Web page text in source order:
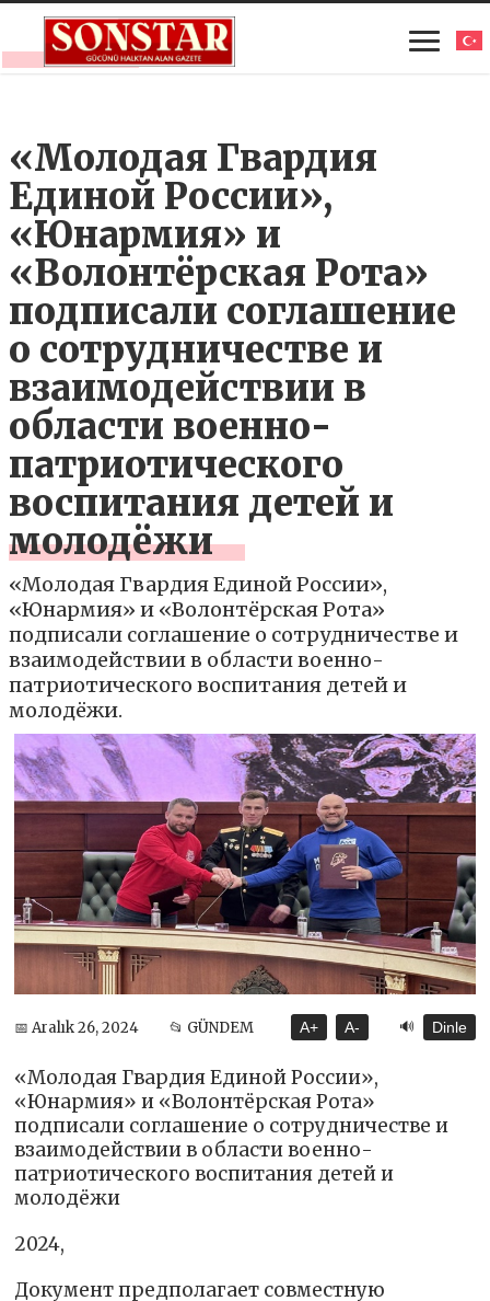
«Молодая Гвардия
Единой России»,
«Юнармия» и
«Волонтёрская Рота»
подписали соглашение
о сотрудничестве и
взаимодействии в
области военно-
патриотического
воспитания детей и
молодёжи
«Молодая Гвардия Единой России»,
«Юнармия» и «Волонтёрская Рота»
подписали соглашение о сотрудничестве и
взаимодействии в области военно-
патриотического воспитания детей и
молодёжи.
📅 Aralık 26, 2024 📂 GÜNDEM A+ A- 🔊 Dinle
«Молодая Гвардия Единой России»,
«Юнармия» и «Волонтёрская Рота»
подписали соглашение о сотрудничестве и
взаимодействии в области военно-
патриотического воспитания детей и
молодёжи
2024,
Документ предполагает совместную